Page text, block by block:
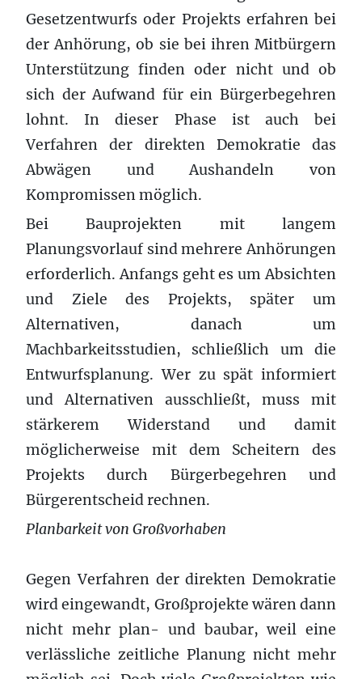
Gesetzentwurfs oder Projekts erfahren bei
der Anhörung, ob sie bei ihren Mitbürgern
Unterstützung finden oder nicht und ob
sich der Aufwand für ein Bürgerbegehren
lohnt. In dieser Phase ist auch bei
Verfahren der direkten Demokratie das
Abwägen und Aushandeln von
Kompromissen möglich.
Bei Bauprojekten mit langem
Planungsvorlauf sind mehrere Anhörungen
erforderlich. Anfangs geht es um Absichten
und Ziele des Projekts, später um
Alternativen, danach um
Machbarkeitsstudien, schließlich um die
Entwurfsplanung. Wer zu spät informiert
und Alternativen ausschließt, muss mit
stärkerem Widerstand und damit
möglicherweise mit dem Scheitern des
Projekts durch Bürgerbegehren und
Bürgerentscheid rechnen.
Planbarkeit von Großvorhaben
Gegen Verfahren der direkten Demokratie
wird eingewandt, Großprojekte wären dann
nicht mehr plan- und baubar, weil eine
verlässliche zeitliche Planung nicht mehr